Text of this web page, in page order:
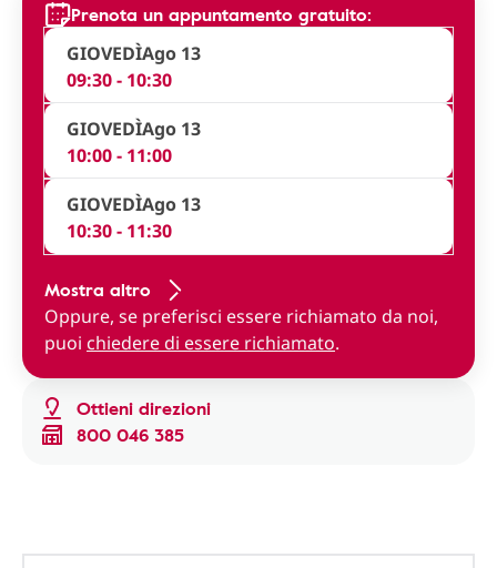
Ottieni direzioni
800 046 385
Prenota un appuntamento gratuito:
GIOVEDÌAgo 13
09:30 - 10:30
GIOVEDÌAgo 13
10:00 - 11:00
GIOVEDÌAgo 13
10:30 - 11:30
Mostra altro
Oppure, se preferisci essere richiamato da noi,
puoi chiedere di essere richiamato.